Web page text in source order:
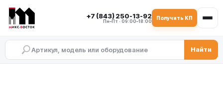
+7 (843) 250-13-92
Пн–Пт · 09:00–18:00
Получить КП
Найти